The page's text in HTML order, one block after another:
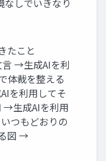
なしでいきなり
たこと
言 →生成AIを利
体裁を整える
を利用してそ
→生成AIを利用
つもどおりの
図 →